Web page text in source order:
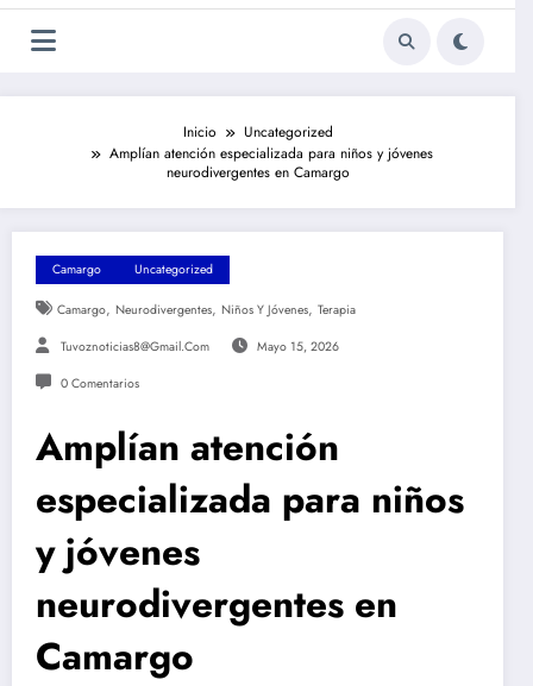
Inicio
Uncategorized
Amplían atención especializada para niños y jóvenes
neurodivergentes en Camargo
Camargo Uncategorized
Camargo, Neurodivergentes, Niños Y Jóvenes, Terapia
Tuvoznoticias8@gmail.com Mayo 15, 2026
0 Comentarios
Amplían atención
especializada para niños
y jóvenes
neurodivergentes en
Camargo